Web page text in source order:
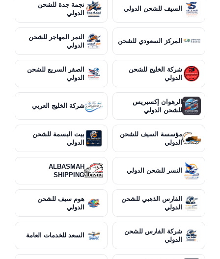
السيف للشحن الدولي
نجمة جدة للشحن
الدولي
المركز السعودي للشحن
النمر المهاجر للشحن
الدولي
شركة الخليج للشحن
الدولي
الصقر السريع للشحن
الدولي
الرهوان إكسبريس
للشحن الدولي
شركة الخليج العربي
مؤسسة السيف للشحن
الدولي
بيت البسمة للشحن
الدولي
النسر للشحن الدولي
ALBASMAH
SHIPPING
الفارس الذهبي للشحن
الدولي
هوم سيف للشحن
الدولي
شركة الفارس للشحن
الدولي
السعد للخدمات العامة